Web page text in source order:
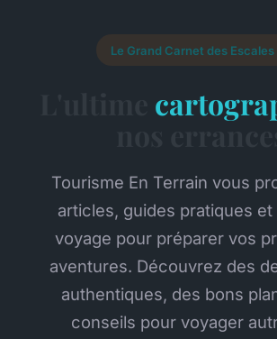
Le Grand Carnet des
Tourisme En Terrain vous
articles, guides pratiques
voyage pour préparer vos
aventures. Découvrez des
authentiques, des bons
conseils pour voyager